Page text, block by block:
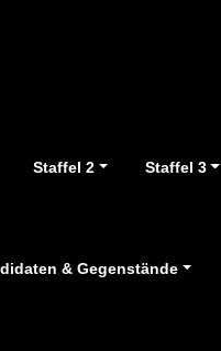
Staffel 2 Staffel 3
& Gegenstände